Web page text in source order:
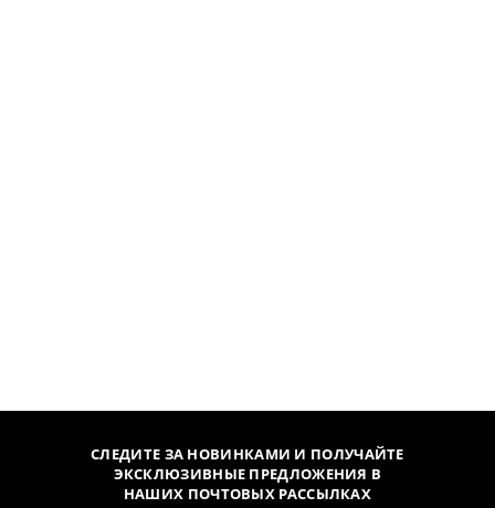
СЛЕДИТЕ ЗА НОВИНКАМИ И ПОЛУЧАЙТЕ
ЭКСКЛЮЗИВНЫЕ ПРЕДЛОЖЕНИЯ В
НАШИХ ПОЧТОВЫХ РАССЫЛКАХ